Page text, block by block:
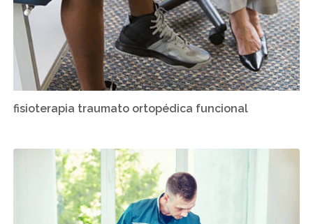
fisioterapia traumato ortopédica funcional